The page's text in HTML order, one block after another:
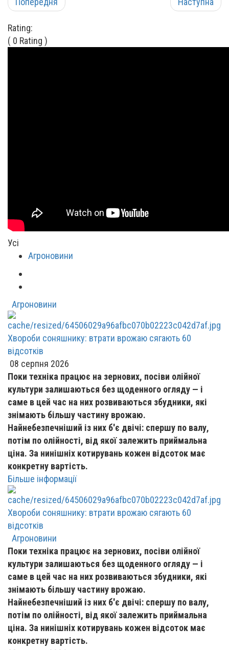
Rating:
( 0 Rating )
Усі
Агроновини
Агроновини
Хвороби соняшнику: втрати врожаю сягають 60
відсотків
08 серпня 2026
Поки техніка працює на зернових, посіви олійної
культури залишаються без щоденного огляду — і
саме в цей час на них розвиваються збудники, які
знімають більшу частину врожаю.
Найнебезпечніший із них б'є двічі: спершу по валу,
потім по олійності, від якої залежить приймальна
ціна. За нинішніх котирувань кожен відсоток має
конкретну вартість.
Більше інформації
Хвороби соняшнику: втрати врожаю сягають 60
відсотків
Агроновини
Поки техніка працює на зернових, посіви олійної
культури залишаються без щоденного огляду — і
саме в цей час на них розвиваються збудники, які
знімають більшу частину врожаю.
Найнебезпечніший із них б'є двічі: спершу по валу,
потім по олійності, від якої залежить приймальна
ціна. За нинішніх котирувань кожен відсоток має
конкретну вартість.